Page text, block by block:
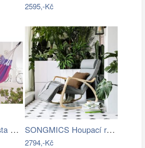
2595,-Kč
Houpací síť La Siesta ORQUIDEA - IN SONGMICS Houpací relaxační křeslo…
2794,-Kč